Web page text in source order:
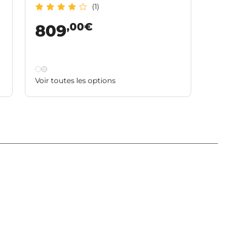
roulant intégré sans
soubassement
(1)
809,00€
Voir toutes les options